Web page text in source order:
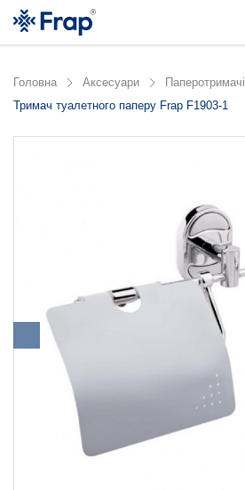
Головна Аксесуари
Паперотримачі
Тримач туалетного паперу Frap F1903-1